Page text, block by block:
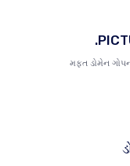
મફત ડોમેન